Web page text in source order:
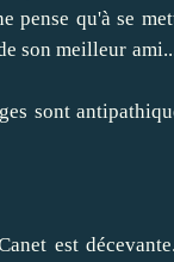
pense qu'à se
son meilleur
sont
est